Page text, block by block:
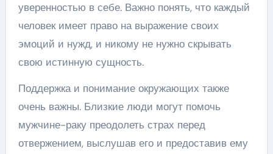
уверенностью в себе. Важно понять, что каждый
человек имеет право на выражение своих
эмоций и нужд, и никому не нужно скрывать
свою истинную сущность.
Поддержка и понимание окружающих также
очень важны. Близкие люди могут помочь
мужчине-раку преодолеть страх перед
отвержением, выслушав его и предоставив ему